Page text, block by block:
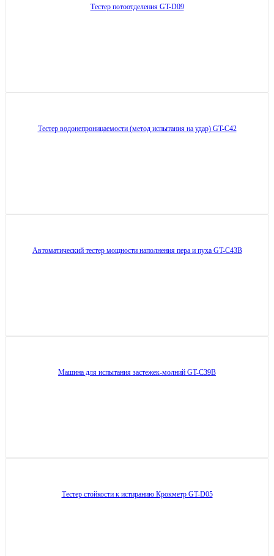
Тестер потоотделения GT-D09
Тестер водонепроницаемости (метод испытания на удар) GT-C42
Автоматический тестер мощности наполнения пера и пуха GT-C43B
Машина для испытания застежек-молний GT-C39B
Тестер стойкости к истиранию Крокметр GT-D05